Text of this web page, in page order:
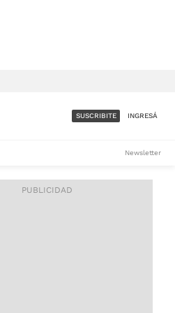
ACCESO FULL - $1.800/MES
SUSCRIBITE INGRESÁ
Newsletter